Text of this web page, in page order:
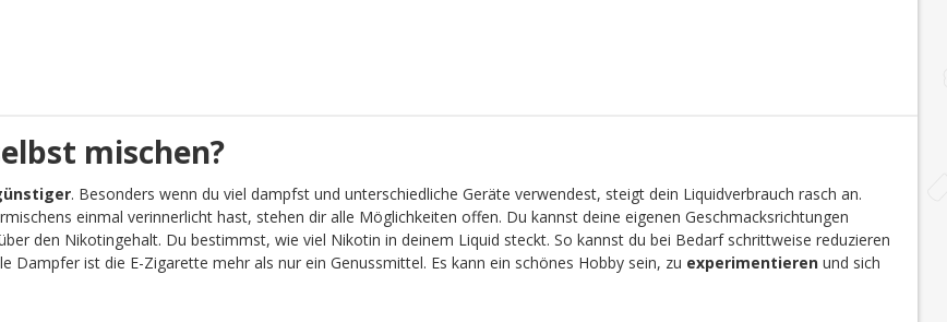
mischen?
. Besonders wenn du viel dampfst und unterschiedliche Geräte verwendest, steigt dein Liquidverbrauch rasch an.
einmal verinnerlicht hast, stehen dir alle Möglichkeiten offen. Du kannst deine eigenen Geschmacksrichtungen
den Nikotingehalt. Du bestimmst, wie viel Nikotin in deinem Liquid steckt. So kannst du bei Bedarf schrittweise reduzieren
Dampfer ist die E-Zigarette mehr als nur ein Genussmittel. Es kann ein schönes Hobby sein, zu experimentierenund sich